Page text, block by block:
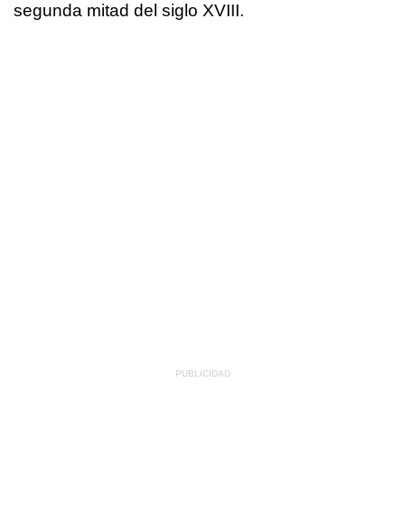
segunda mitad del siglo XVIII.